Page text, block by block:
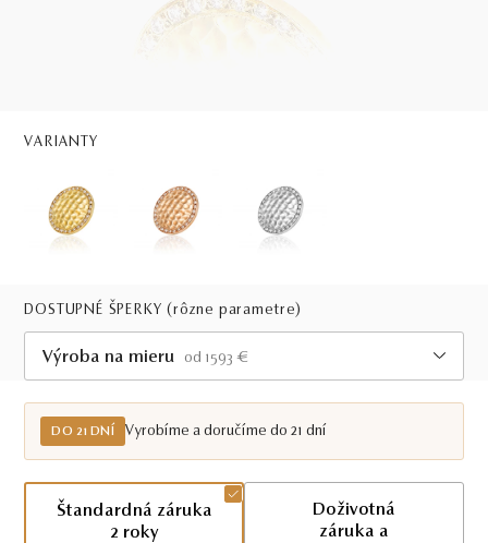
VARIANTY
DOSTUPNÉ ŠPERKY(rôzne parametre)
Výroba na mieru
od 1593 €
Do 21 dní
DO 21 DNÍ Vyrobíme a doručíme do 21 dní
Štandardná záruka
2 roky
Doživotná
záruka a